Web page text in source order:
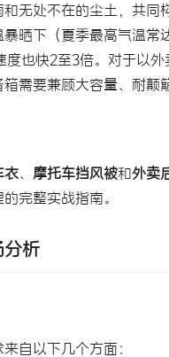
无处不在的尘土，共
晒下（夏季最高气温
也快2至3倍。对于以
要兼顾大容量、耐颠
衣、 摩托车挡风被和外卖
完整实战指南。
分析
自以下几个方面：